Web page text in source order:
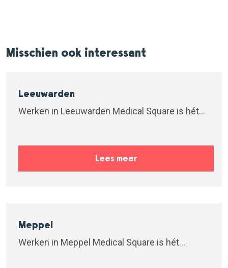
Misschien ook interessant
Leeuwarden
Werken in Leeuwarden Medical Square is hét...
Lees meer
Meppel
Werken in Meppel Medical Square is hét...